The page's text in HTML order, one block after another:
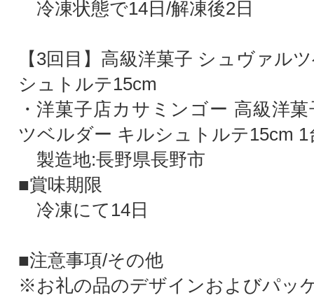
冷凍状態で14日/解凍後2日
【3回目】高級洋菓子 シュヴァル
シュトルテ15cm
・洋菓子店カサミンゴー 高級洋
ツベルダー キルシュトルテ15cm 1
製造地:長野県長野市
■賞味期限
冷凍にて14日
■注意事項/その他
※お礼の品のデザインおよびパッ